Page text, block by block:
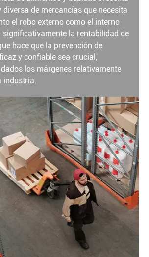
diversa de mercancías que necesita
el robo externo como el interno
significativamente la rentabilidad de
hace que la prevención de
y confiable sea crucial,
los márgenes relativamente
industria.